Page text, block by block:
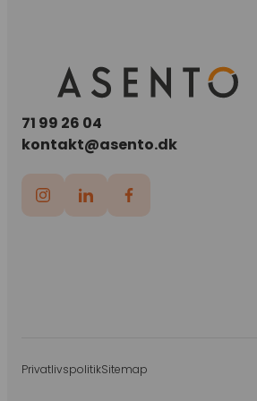
71 99 26 04
kontakt@asento.dk
PrivatlivspolitikSitemap